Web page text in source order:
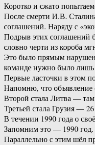
Коротко и сжато
После смерти И.В.
соглашений. Наряду с
Подрыв этих соглашений
словно черти из короба
Это было прямым
команде нужно было лишь
Первые ласточки в этом
Напомню, что объявление
Второй стала Литва — там
Третьей стала Грузия —
В течении 1990 года о
Запомним это — 1990 год.
Параллельно с этим шёл